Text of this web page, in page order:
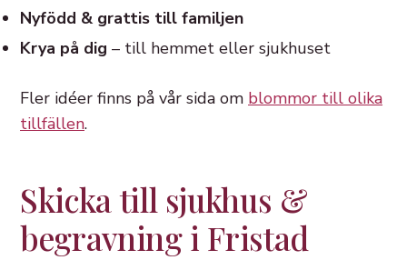
Nyfödd & grattis till familjen
Krya på dig – till hemmet eller sjukhuset
Fler idéer finns på vår sida om blommor till olika
tillfällen.
Skicka till sjukhus &
begravning i Fristad